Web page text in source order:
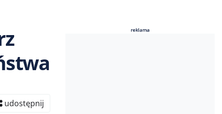
udostępnij
reklama
reklama